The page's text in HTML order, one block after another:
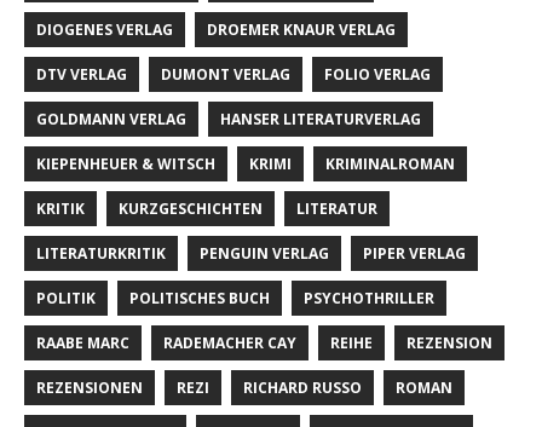
DIOGENES VERLAG DROEMER KNAUR VERLAG
DTV VERLAG DUMONT VERLAG FOLIO VERLAG
GOLDMANN VERLAG HANSER LITERATURVERLAG
KIEPENHEUER & WITSCH KRIMI KRIMINALROMAN
KRITIK KURZGESCHICHTEN LITERATUR
LITERATURKRITIK PENGUIN VERLAG PIPER VERLAG
POLITIK POLITISCHES BUCH PSYCHOTHRILLER
RAABE MARC RADEMACHER CAY REIHE REZENSION
REZENSIONEN REZI RICHARD RUSSO ROMAN